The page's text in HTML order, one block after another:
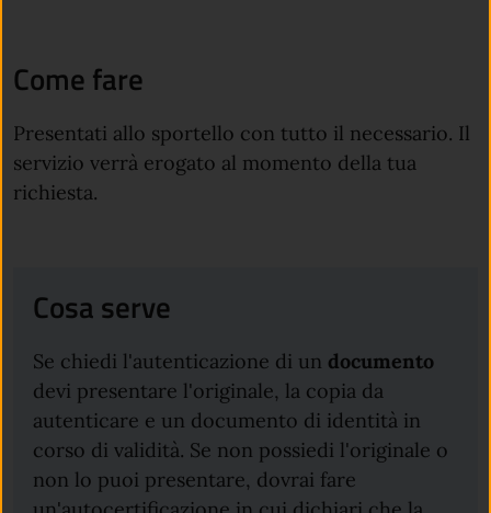
Come fare
Presentati allo sportello con tutto il necessario. Il
servizio verrà erogato al momento della tua
richiesta.
Cosa serve
Se chiedi l'autenticazione di un documento
devi presentare l'originale, la copia da
autenticare e un documento di identità in
corso di validità. Se non possiedi l'originale o
non lo puoi presentare, dovrai fare